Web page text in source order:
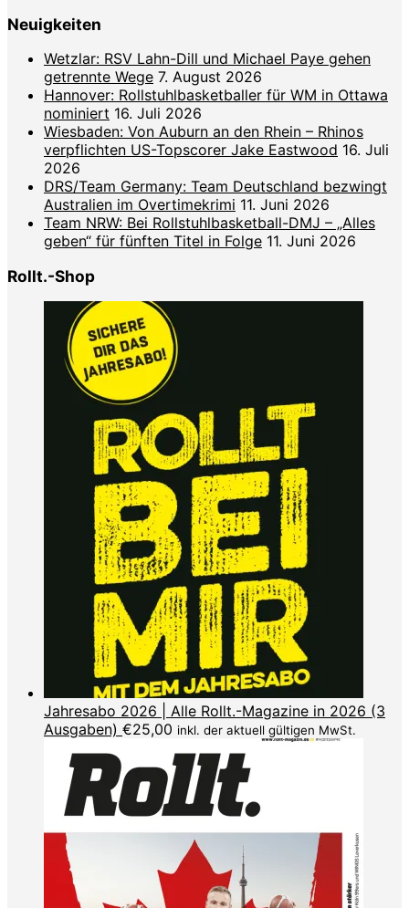
Neuigkeiten
Wetzlar: RSV Lahn-Dill und Michael Paye gehen
getrennte Wege 7. August 2026
Hannover: Rollstuhlbasketballer für WM in Ottawa
nominiert 16. Juli 2026
Wiesbaden: Von Auburn an den Rhein – Rhinos
verpflichten US-Topscorer Jake Eastwood 16. Juli
2026
DRS/Team Germany: Team Deutschland bezwingt
Australien im Overtimekrimi 11. Juni 2026
Team NRW: Bei Rollstuhlbasketball-DMJ – „Alles
geben“ für fünften Titel in Folge 11. Juni 2026
Rollt.-Shop
Jahresabo 2026 | Alle Rollt.-Magazine in 2026 (3
Ausgaben) €25,00 inkl. der aktuell gültigen MwSt.